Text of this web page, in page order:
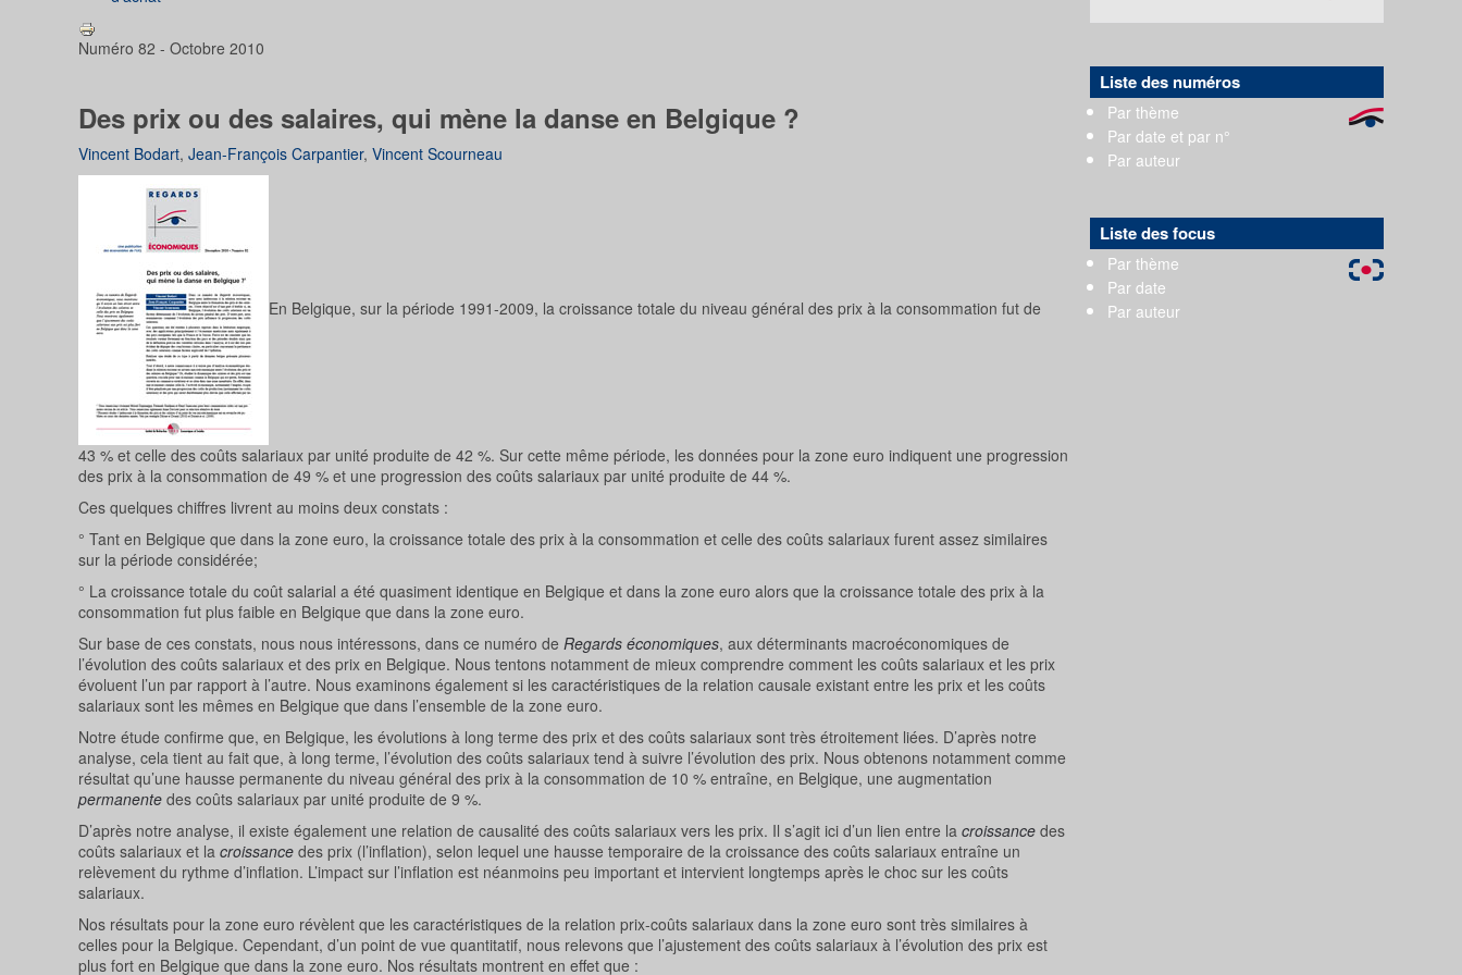
Numéro 82 - Octobre 2010
Des prix ou des salaires, qui mène la danse en Belgique ?
Vincent Bodart, Jean-François Carpantier, Vincent Scourneau
En Belgique, sur la période 1991-2009, la croissance totale du niveau général des prix à la consommation fut de
43 % et celle des coûts salariaux par unité produite de 42 %. Sur cette même période, les données pour la zone euro indiquent une progression
des prix à la consommation de 49 % et une progression des coûts salariaux par unité produite de 44 %.
Ces quelques chiffres livrent au moins deux constats :
° Tant en Belgique que dans la zone euro, la croissance totale des prix à la consommation et celle des coûts salariaux furent assez similaires
sur la période considérée;
° La croissance totale du coût salarial a été quasiment identique en Belgique et dans la zone euro alors que la croissance totale des prix à la
consommation fut plus faible en Belgique que dans la zone euro.
Sur base de ces constats, nous nous intéressons, dans ce numéro de Regards économiques, aux déterminants macroéconomiques de
l’évolution des coûts salariaux et des prix en Belgique. Nous tentons notamment de mieux comprendre comment les coûts salariaux et les prix
évoluent l’un par rapport à l’autre. Nous examinons également si les caractéristiques de la relation causale existant entre les prix et les coûts
salariaux sont les mêmes en Belgique que dans l’ensemble de la zone euro.
Notre étude confirme que, en Belgique, les évolutions à long terme des prix et des coûts salariaux sont très étroitement liées. D’après notre
analyse, cela tient au fait que, à long terme, l’évolution des coûts salariaux tend à suivre l’évolution des prix. Nous obtenons notamment comme
résultat qu’une hausse permanente du niveau général des prix à la consommation de 10 % entraîne, en Belgique, une augmentation
permanente des coûts salariaux par unité produite de 9 %.
D’après notre analyse, il existe également une relation de causalité des coûts salariaux vers les prix. Il s’agit ici d’un lien entre la croissance des
coûts salariaux et la croissance des prix (l’inflation), selon lequel une hausse temporaire de la croissance des coûts salariaux entraîne un
relèvement du rythme d’inflation. L’impact sur l’inflation est néanmoins peu important et intervient longtemps après le choc sur les coûts
salariaux.
Nos résultats pour la zone euro révèlent que les caractéristiques de la relation prix-coûts salariaux dans la zone euro sont très similaires à
celles pour la Belgique. Cependant, d’un point de vue quantitatif, nous relevons que l’ajustement des coûts salariaux à l’évolution des prix est
plus fort en Belgique que dans la zone euro. Nos résultats montrent en effet que :
Liste des numéros
Par thème
Par date et par n°
Par auteur
Liste des focus
Par thème
Par date
Par auteur